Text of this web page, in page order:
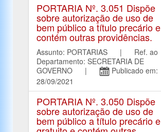
PORTARIA Nº. 3.051 Dispõe
sobre autorização de uso de
bem público a título precário e
contém outras providências.
Assunto: PORTARIAS | Ref. ao
Departamento: SECRETARIA DE
GOVERNO |
Publicado em:
28/09/2021
PORTARIA Nº. 3.050 Dispõe
sobre autorização de uso de
bem público a título precário e